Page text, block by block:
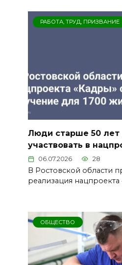
РАБОТА, ТРУД, ПРИЗВАНИЕ
Люди старше 50 лет
участвовать в
06.07.2026 28
В Ростовской области
реализация нацпроекта
ОБЩЕСТВО